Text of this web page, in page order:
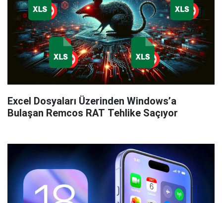
Excel Dosyaları Üzerinden Windows’a
Bulaşan Remcos RAT Tehlike Saçıyor